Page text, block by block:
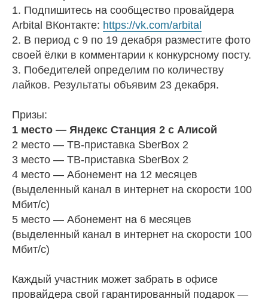
1. Подпишитесь на сообщество провайдера
Arbital ВКонтакте: https://vk.com/arbital
2. В период с 9 по 19 декабря разместите фото
своей ёлки в комментарии к конкурсному посту.
3. Победителей определим по количеству
лайков. Результаты объявим 23 декабря.
Призы:
1 место — Яндекс Станция 2 с Алисой
2 место — ТВ-приставка SberBox 2
3 место — ТВ-приставка SberBox 2
4 место — Абонемент на 12 месяцев
(выделенный канал в интернет на скорости 100
Мбит/с)
5 место — Абонемент на 6 месяцев
(выделенный канал в интернет на скорости 100
Мбит/с)
Каждый участник может забрать в офисе
провайдера свой гарантированный подарок —